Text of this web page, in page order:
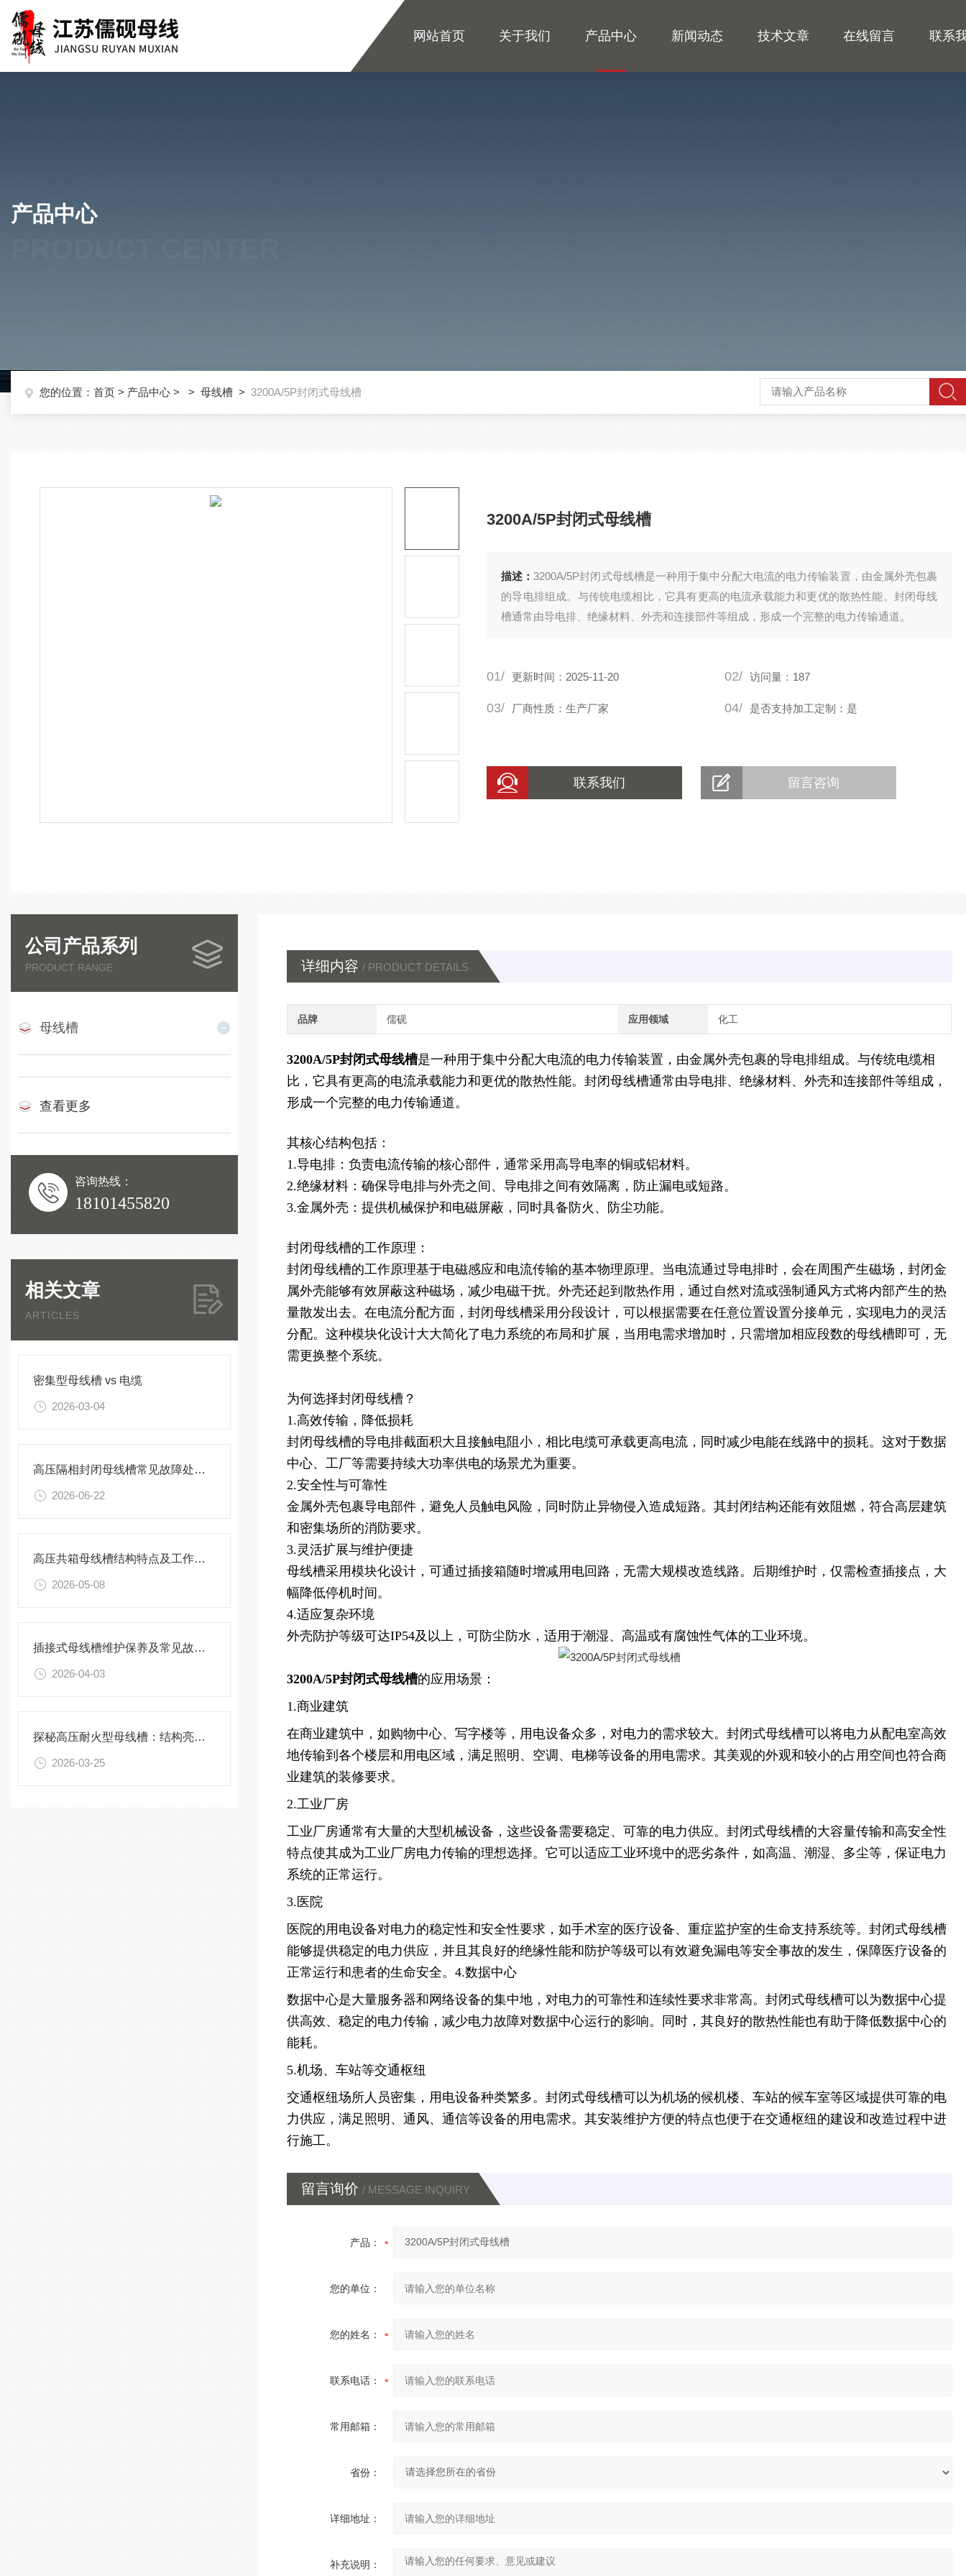
网站首页 关于我们 产品中心 新闻动态 技术文章 在线留言 联系
产品中心
您的位置： 首页 > 产品中心 > > 母线槽 > 3200A/5P封闭式母线槽
3200A/5P封闭式母线槽
描述：3200A/5P封闭式母线槽是一种用于集中分配大电流的电力传输装置，由金属外壳包裹
的导电排组成。与传统电缆相比，它具有更高的电流承载能力和更优的散热性能。封闭母线
槽通常由导电排、绝缘材料、外壳和连接部件等组成，形成一个完整的电力传输通道。
01/ 更新时间：2025-11-20 02/ 访问量：187
03/ 厂商性质：生产厂家 04/ 是否支持加工定制：是
联系我们 留言咨询
公司产品系列
PRODUCT RANGE
母线槽
查看更多
咨询热线：
18101455820
相关文章
ARTICLES
密集型母线槽 vs 电缆
2026-03-04
高压隔相封闭母线槽常见故障处理方案
2026-06-22
高压共箱母线槽结构特点及工作原理
2026-05-08
插接式母线槽维护保养及常见故障处理指南
2026-04-03
探秘高压耐火型母线槽：结构亮点与实用效能
2026-03-25
详细内容 / PRODUCT DETAILS
品牌 儒砚 应用领域 化工
3200A/5P封闭式母线槽是一种用于集中分配大电流的电力传输装置，由金属外壳包裹的导电排组成。与传统电缆相
比，它具有更高的电流承载能力和更优的散热性能。封闭母线槽通常由导电排、绝缘材料、外壳和连接部件等组成，
形成一个完整的电力传输通道。
其核心结构包括：
1.导电排：负责电流传输的核心部件，通常采用高导电率的铜或铝材料。
2.绝缘材料：确保导电排与外壳之间、导电排之间有效隔离，防止漏电或短路。
3.金属外壳：提供机械保护和电磁屏蔽，同时具备防火、防尘功能。
封闭母线槽的工作原理：
封闭母线槽的工作原理基于电磁感应和电流传输的基本物理原理。当电流通过导电排时，会在周围产生磁场，封闭金
属外壳能够有效屏蔽这种磁场，减少电磁干扰。外壳还起到散热作用，通过自然对流或强制通风方式将内部产生的热
量散发出去。在电流分配方面，封闭母线槽采用分段设计，可以根据需要在任意位置设置分接单元，实现电力的灵活
分配。这种模块化设计大大简化了电力系统的布局和扩展，当用电需求增加时，只需增加相应段数的母线槽即可，无
需更换整个系统。
为何选择封闭母线槽？
1.高效传输，降低损耗
封闭母线槽的导电排截面积大且接触电阻小，相比电缆可承载更高电流，同时减少电能在线路中的损耗。这对于数据
中心、工厂等需要持续大功率供电的场景尤为重要。
2.安全性与可靠性
金属外壳包裹导电部件，避免人员触电风险，同时防止异物侵入造成短路。其封闭结构还能有效阻燃，符合高层建筑
和密集场所的消防要求。
3.灵活扩展与维护便捷
母线槽采用模块化设计，可通过插接箱随时增减用电回路，无需大规模改造线路。后期维护时，仅需检查插接点，大
幅降低停机时间。
4.适应复杂环境
外壳防护等级可达IP54及以上，可防尘防水，适用于潮湿、高温或有腐蚀性气体的工业环境。
3200A/5P封闭式母线槽的应用场景：
1.商业建筑
在商业建筑中，如购物中心、写字楼等，用电设备众多，对电力的需求较大。封闭式母线槽可以将电力从配电室高效
地传输到各个楼层和用电区域，满足照明、空调、电梯等设备的用电需求。其美观的外观和较小的占用空间也符合商
业建筑的装修要求。
2.工业厂房
工业厂房通常有大量的大型机械设备，这些设备需要稳定、可靠的电力供应。封闭式母线槽的大容量传输和高安全性
特点使其成为工业厂房电力传输的理想选择。它可以适应工业环境中的恶劣条件，如高温、潮湿、多尘等，保证电力
系统的正常运行。
3.医院
医院的用电设备对电力的稳定性和安全性要求，如手术室的医疗设备、重症监护室的生命支持系统等。封闭式母线槽
能够提供稳定的电力供应，并且其良好的绝缘性能和防护等级可以有效避免漏电等安全事故的发生，保障医疗设备的
正常运行和患者的生命安全。4.数据中心
数据中心是大量服务器和网络设备的集中地，对电力的可靠性和连续性要求非常高。封闭式母线槽可以为数据中心提
供高效、稳定的电力传输，减少电力故障对数据中心运行的影响。同时，其良好的散热性能也有助于降低数据中心的
能耗。
5.机场、车站等交通枢纽
交通枢纽场所人员密集，用电设备种类繁多。封闭式母线槽可以为机场的候机楼、车站的候车室等区域提供可靠的电
力供应，满足照明、通风、通信等设备的用电需求。其安装维护方便的特点也便于在交通枢纽的建设和改造过程中进
行施工。
留言询价 / MESSAGE INQUIRY
产品：
您的单位：
您的姓名：
联系电话：
常用邮箱：
省份：
详细地址：
补充说明：